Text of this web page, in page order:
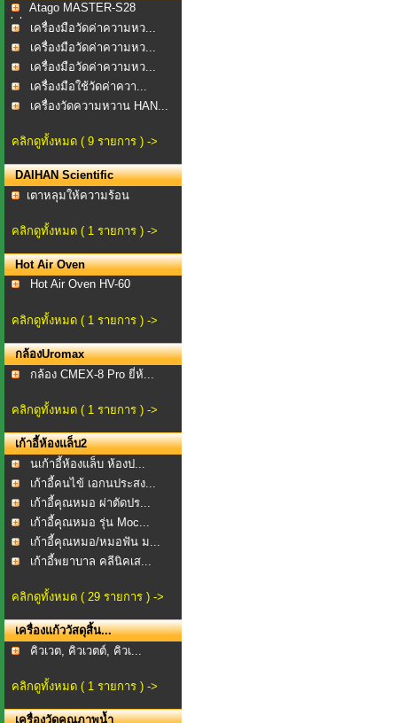
Atago MASTER-S28
alpha...เครื่องมือวัดค่าความหว...
เครื่องมือวัดค่าความหว...
เครื่องมือวัดค่าความหว...
เครื่องมือใช้วัดค่าควา...
เครื่องวัดความหวาน HAN...
คลิกดูทั้งหมด ( 9 รายการ ) ->
DAIHAN Scientific
​เตาหลุมให้ความร้อน
คลิกดูทั้งหมด ( 1 รายการ ) ->
Hot Air Oven
Hot Air Oven HV-60
คลิกดูทั้งหมด ( 1 รายการ ) ->
กล้องUromax
กล้อง CMEX-8 Pro ยี่ห้...
คลิกดูทั้งหมด ( 1 รายการ ) ->
เก้าอี้ห้องแล็บ2
นเก้าอี้ห้องแล็บ ห้องป...
เก้าอี้คนไข้ เอกนประสง...
เก้าอี้คุณหมอ ผ่าตัดปร...
เก้าอี้คุณหมอ รุ่น Moc...
เก้าอี้คุณหมอ/หมอฟัน ม...
เก้าอี้พยาบาล คลีนิคเส...
คลิกดูทั้งหมด ( 29 รายการ ) ->
เครื่องแก้ววัสดุสิ้น...
คิวเวต, คิวเวตต์, คิวเ...
คลิกดูทั้งหมด ( 1 รายการ ) ->
เครื่องวัดคุณภาพน้ำ